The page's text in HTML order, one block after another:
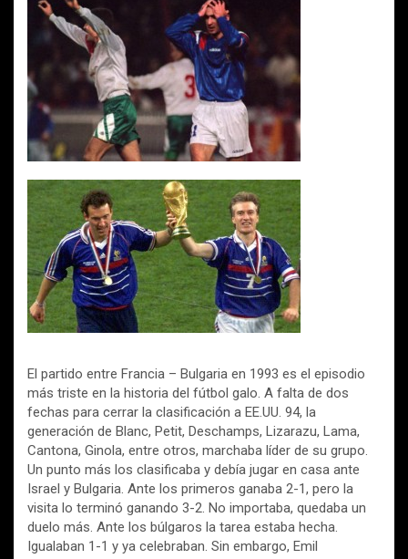
El partido entre Francia – Bulgaria en 1993 es el episodio
más triste en la historia del fútbol galo. A falta de dos
fechas para cerrar la clasificación a EE.UU. 94, la
generación de Blanc, Petit, Deschamps, Lizarazu, Lama,
Cantona, Ginola, entre otros, marchaba líder de su grupo.
Un punto más los clasificaba y debía jugar en casa ante
Israel y Bulgaria. Ante los primeros ganaba 2-1, pero la
visita lo terminó ganando 3-2. No importaba, quedaba un
duelo más. Ante los búlgaros la tarea estaba hecha.
Igualaban 1-1 y ya celebraban. Sin embargo, Emil